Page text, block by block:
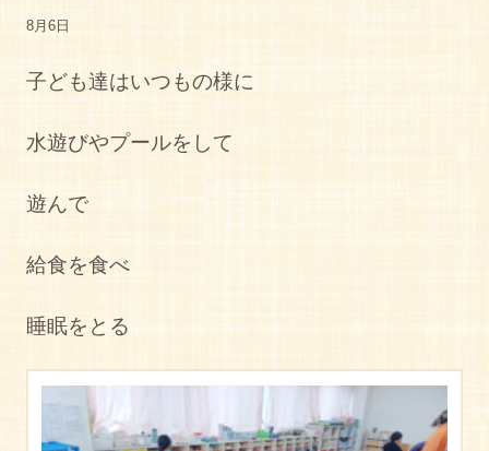
8月6日
子ども達はいつもの様に
水遊びやプールをして
遊んで
給食を食べ
睡眠をとる